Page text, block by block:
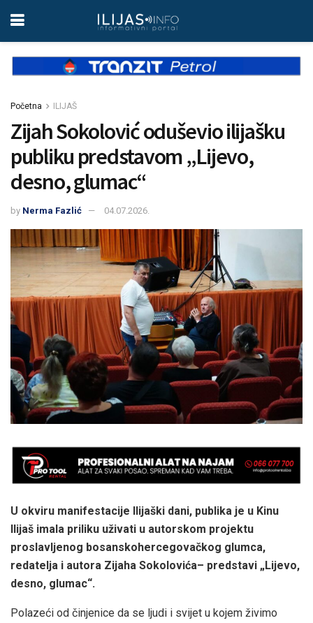
Početna ILIJAŠ
Zijah Sokolović oduševio ilijašku
publiku predstavom „Lijevo,
desno, glumac“
by Nerma Fazlić 04.07.2026.
U okviru manifestacije Ilijaški dani, publika je u Kinu
Ilijaš imala priliku uživati u autorskom projektu
proslavljenog bosanskohercegovačkog glumca,
redatelja i autora Zijaha Sokolovića– predstavi „Lijevo,
desno, glumac“.
Polazeći od činjenice da se ljudi i svijet u kojem živimo